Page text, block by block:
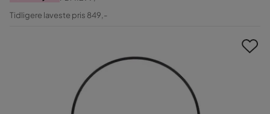
Pris
Original
Tidligere laveste pris 849,-